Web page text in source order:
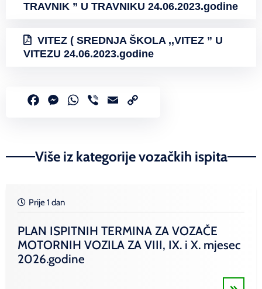
TRAVNIK ” U TRAVNIKU 24.06.2023.godine
VITEZ ( SREDNJA ŠKOLA ,,VITEZ ” U
VITEZU 24.06.2023.godine
FacebookMessenger
WhatsApp
Viber Email
Više iz kategorije vozačkih ispita
Prije 1 dan
PLAN ISPITNIH TERMINA ZA VOZAČE
MOTORNIH VOZILA ZA VIII, IX. i X. mjesec
2026.godine